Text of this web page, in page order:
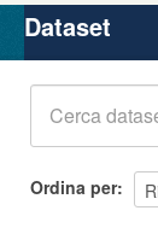
Organizzazioni
Gruppi
Dataset
Ordina per